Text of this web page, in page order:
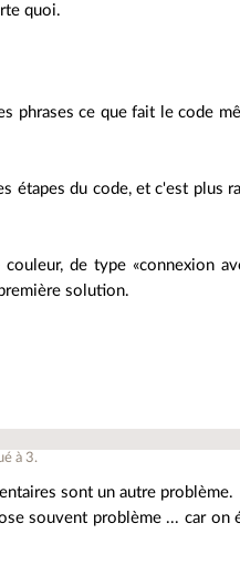
quoi.
phrases ce que fait le code
étapes du code, et c'est plus
de type «connexion
solution.
à 3.
sont un autre problème.
souvent problème ... car on